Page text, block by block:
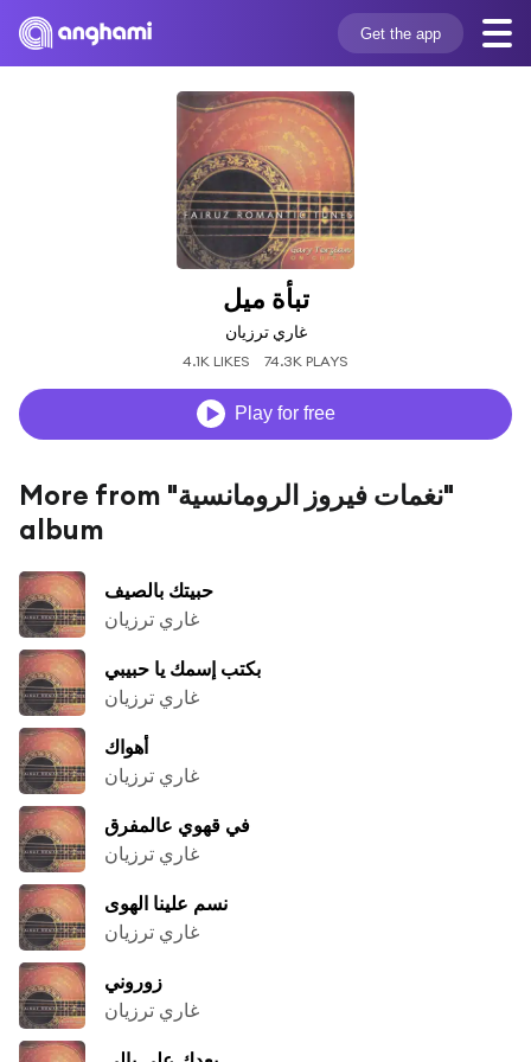
Get the app
تبأة ميل
غاري ترزيان
4.1K LIKES 74.3K PLAYS
Play for free
More from "نغمات فيروز الرومانسية"
album
حبيتك بالصيف
غاري ترزيان
بكتب إسمك يا حبيبي
غاري ترزيان
أهواك
غاري ترزيان
في قهوي عالمفرق
غاري ترزيان
نسم علينا الهوى
غاري ترزيان
زوروني
غاري ترزيان